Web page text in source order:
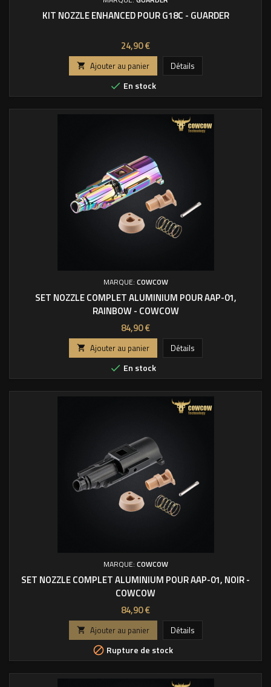
KIT NOZZLE ENHANCED POUR G18C - GUARDER
Prix
24,90 €
 Ajouter au panier
Détails
 En stock
MARQUE: COWCOW
SET NOZZLE COMPLET ALUMINIUM POUR AAP-01,
RAINBOW - COWCOW
Prix
84,90 €
 Ajouter au panier
Détails
 En stock
MARQUE: COWCOW
SET NOZZLE COMPLET ALUMINIUM POUR AAP-01, NOIR -
COWCOW
Prix
84,90 €
 Ajouter au panier
Détails
 Rupture de stock